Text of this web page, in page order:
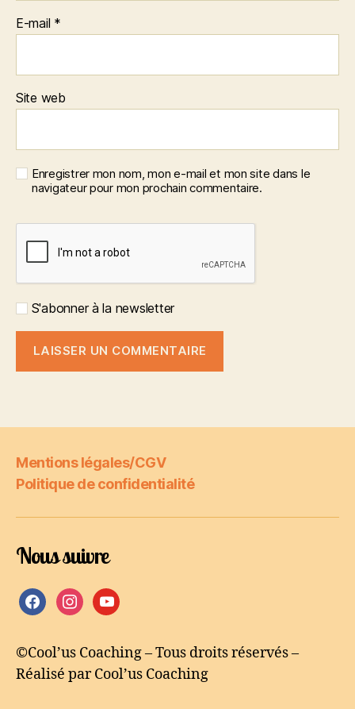
E-mail *
Site web
Enregistrer mon nom, mon e-mail et mon site dans le
navigateur pour mon prochain commentaire.
S'abonner à la newsletter
Mentions légales/CGV
Politique de confidentialité
Nous suivre
facebookinstagram
youtube
©Cool’us Coaching – Tous droits réservés –
Réalisé par Cool’us Coaching